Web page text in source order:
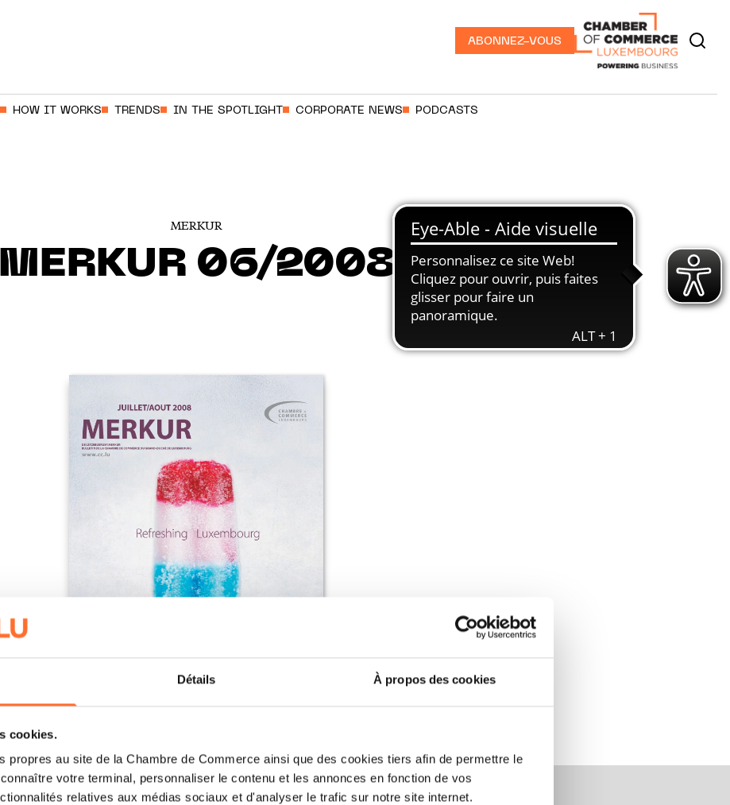
Détails À propos des cookies
cookies.
propres au site de la Chambre de Commerce ainsi que des cookies tiers afin de permettre le
votre terminal, personnaliser le contenu et les annonces en fonction de vos
relatives aux médias sociaux et d'analyser le trafic sur notre site internet.
ABONNEZ-VOUS
HOW IT WORKS TRENDS IN THE SPOTLIGHT CORPORATE NEWS PODCASTS
MERKUR
MERKUR 06/2008